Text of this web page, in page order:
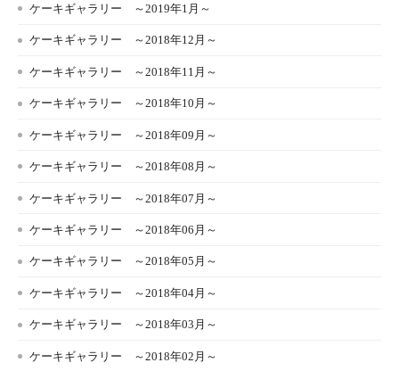
ケーキギャラリー ～2019年1月～
ケーキギャラリー ～2018年12月～
ケーキギャラリー ～2018年11月～
ケーキギャラリー ～2018年10月～
ケーキギャラリー ～2018年09月～
ケーキギャラリー ～2018年08月～
ケーキギャラリー ～2018年07月～
ケーキギャラリー ～2018年06月～
ケーキギャラリー ～2018年05月～
ケーキギャラリー ～2018年04月～
ケーキギャラリー ～2018年03月～
ケーキギャラリー ～2018年02月～